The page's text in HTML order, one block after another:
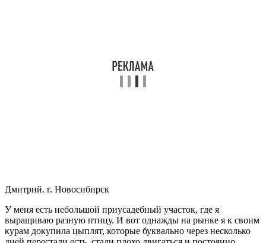
Дмитрий. г. Новосибирск
У меня есть небольшой приусадебный участок, где я
выращиваю разную птицу. И вот однажды на рынке я к своим
курам докупила цыплят, которые буквально через несколько